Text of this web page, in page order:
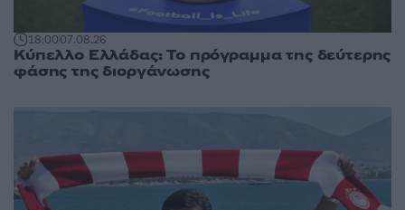
18:0007.08.26
Κύπελλο Ελλάδας: Το πρόγραμμα της δεύτερης
φάσης της διοργάνωσης